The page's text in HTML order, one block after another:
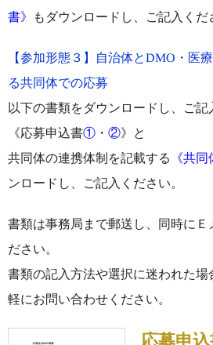
書》 もダウンロードし、ご記入くだ
【参加形態３】自治体とDMO・医
る共同体での応募
以下の書類をダウンロードし、ご記
《応募申込書①・②》と
共同体の連携体制を記載する 《共
ンロードし、ご記入ください。
書類は事務局まで郵送し、同時にＥ
ださい。
書類の記入方法や選択に迷われた
軽にお問い合わせください。
応募申